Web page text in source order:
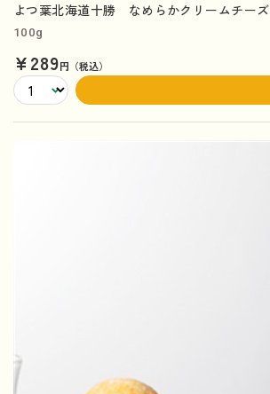
よつ葉北海道十勝 なめらかクリームチーズ
100g
¥289円（税込）